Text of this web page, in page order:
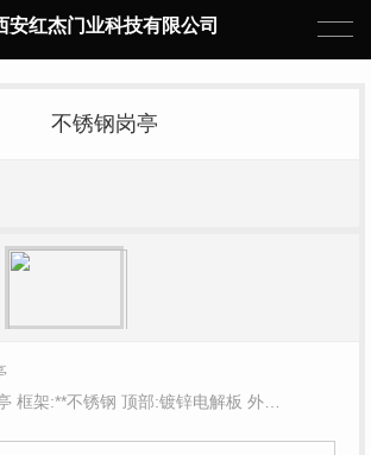
安红杰门业科技有限公司
不锈钢岗亭
框架:**不锈钢 顶部:镀锌电解板 外…